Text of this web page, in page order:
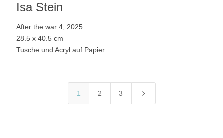
Isa Stein
After the war 4, 2025
28.5 x 40.5 cm
Tusche und Acryl auf Papier
1 2 3 5